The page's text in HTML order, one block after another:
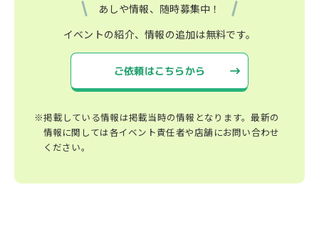
あしや情報、随時募集中！
イベントの紹介、情報の追加は無料です。
ご依頼はこちらから
※掲載している情報は掲載当時の情報となります。最新の
情報に関しては各イベント責任者や店舗にお問い合わせ
ください。